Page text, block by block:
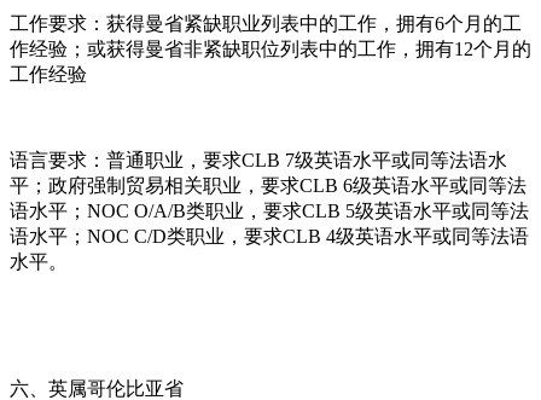
工作要求：获得曼省紧缺职业列表中的工作，拥有6个月的工
作经验；或获得曼省非紧缺职位列表中的工作，拥有12个月的
工作经验
语言要求：普通职业，要求CLB 7级英语水平或同等法语水
平；政府强制贸易相关职业，要求CLB 6级英语水平或同等法
语水平；NOC O/A/B类职业，要求CLB 5级英语水平或同等法
语水平；NOC C/D类职业，要求CLB 4级英语水平或同等法语
水平。
六、英属哥伦比亚省